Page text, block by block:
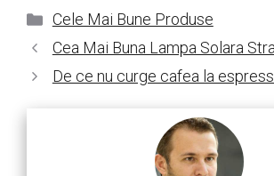
Categorii
Cele Mai Bune Produse
Cea Mai Buna Lampa Solara
De ce nu curge cafea la